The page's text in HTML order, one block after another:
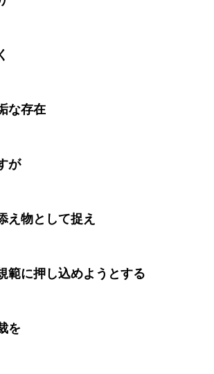
な存在
が
え物として捉え
範に押し込めようとする
を